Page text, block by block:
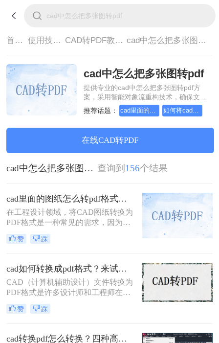
首页> 使用技巧> CAD转PDF教程> cad中怎么把多张图转pdf
cad中怎么把多张图转pdf
提供专业的cad中怎么把多张图转pdf方
案，采用智能对象流重构技术，确保文档
1:1高保真还原且排版不乱码。支持一键批
量处理，全链路 SSL 加密保障隐私安全。
无需安装，高效办公。
推荐话题： cad里面的图纸怎么转pdf格式 如何将cad转成pdf格式，分享一种简单的方法
在线CAD转PDF
cad中怎么把多张图转pdf 查询到 156个结果
cad里面的图纸怎么转pdf格式？试试这3种方法！
在工程设计领域，将CAD图纸转换为
PDF格式是一种常见的需求，因为
PDF格式具有跨平台兼容性好、文件
体积小、易于分享和打印等优点。那
本文将介绍三种将CAD图纸转换为
PDF的方法。
赞 踩
cad如何转换成pdf格式？来试试这三种方法吧！
CAD（计算机辅助设计）文件转换为
PDF格式是许多设计师和工程师在日
常工作中经常遇到的需求。PDF格式
因其跨平台兼容性和不可编辑性，成
那么CAD如何转换成PDF格式呢？本
赞 踩
cad转换pdf怎么转换？四种高效方法详解，轻松搞定格式转换！